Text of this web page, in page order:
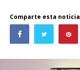
Comparte esta noticia